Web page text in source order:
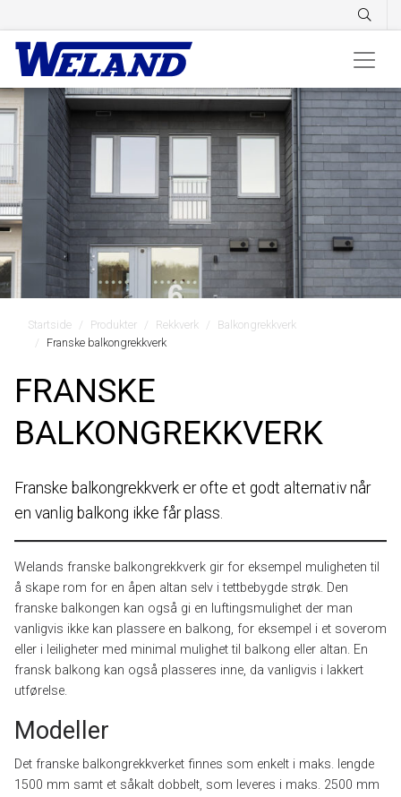
Startside Produkter Rekkverk
Balkongrekkverk
Franske balkongrekkverk
FRANSKE
BALKONGREKKVERK
Franske balkongrekkverk er ofte et godt alternativ når
en vanlig balkong ikke får plass.
Welands franske balkongrekkverk gir for eksempel muligheten til
å skape rom for en åpen altan selv i tettbebygde strøk. Den
franske balkongen kan også gi en luftingsmulighet der man
vanligvis ikke kan plassere en balkong, for eksempel i et soverom
eller i leiligheter med minimal mulighet til balkong eller altan. En
fransk balkong kan også plasseres inne, da vanligvis i lakkert
utførelse.
Modeller
Det franske balkongrekkverket finnes som enkelt i maks. lengde
1500 mm samt et såkalt dobbelt, som leveres i maks. 2500 mm